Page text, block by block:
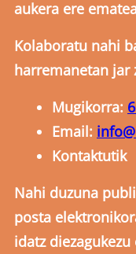
aukera ere
Kolaboratu nahi
harremanetan jar
Mugikorra:
Email:
Kontaktutik
Nahi duzuna
posta
idatz